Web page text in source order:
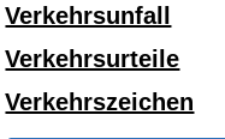
Verkehrsunfall
Verkehrsurteile
Verkehrszeichen